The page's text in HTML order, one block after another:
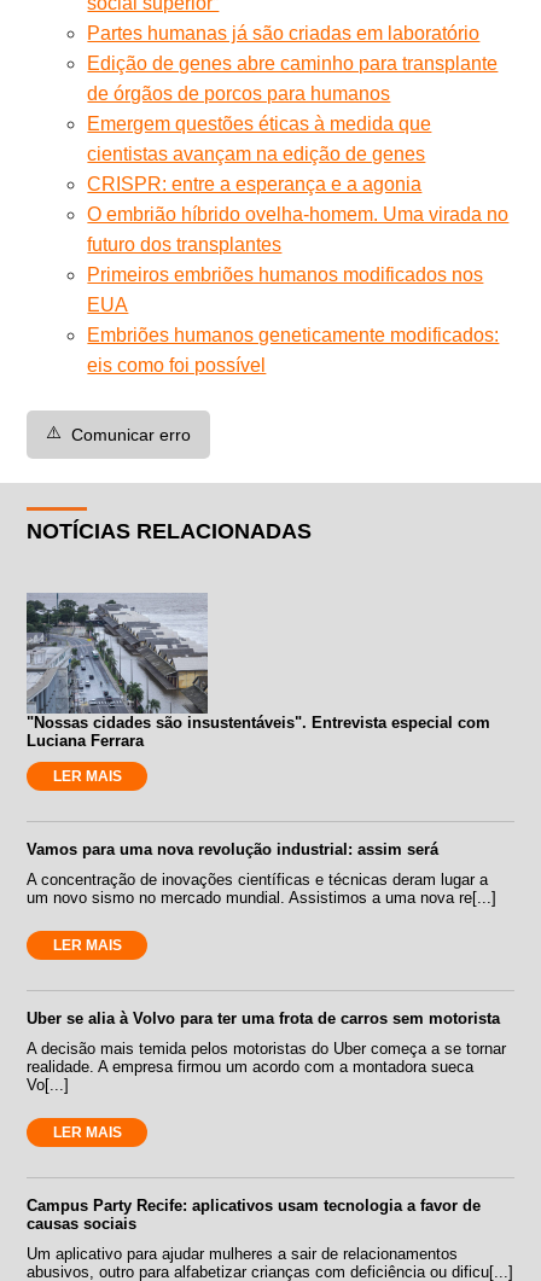
Partes humanas já são criadas em laboratório
Edição de genes abre caminho para transplante
de órgãos de porcos para humanos
Emergem questões éticas à medida que
cientistas avançam na edição de genes
CRISPR: entre a esperança e a agonia
O embrião híbrido ovelha-homem. Uma virada no
futuro dos transplantes
Primeiros embriões humanos modificados nos
EUA
Embriões humanos geneticamente modificados:
eis como foi possível
⚠️ Comunicar erro
NOTÍCIAS RELACIONADAS
"Nossas cidades são insustentáveis". Entrevista especial com
Luciana Ferrara
LER MAIS
Vamos para uma nova revolução industrial: assim será
A concentração de inovações científicas e técnicas deram lugar a
um novo sismo no mercado mundial. Assistimos a uma nova re[...]
LER MAIS
Uber se alia à Volvo para ter uma frota de carros sem motorista
A decisão mais temida pelos motoristas do Uber começa a se tornar
realidade. A empresa firmou um acordo com a montadora sueca
Vo[...]
LER MAIS
Campus Party Recife: aplicativos usam tecnologia a favor de
causas sociais
Um aplicativo para ajudar mulheres a sair de relacionamentos
abusivos, outro para alfabetizar crianças com deficiência ou dificu[...]